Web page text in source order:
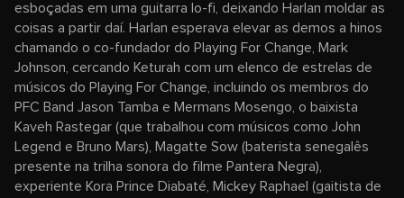
esboçadas em uma guitarra lo-fi, deixando Harlan moldar as
coisas a partir daí. Harlan esperava elevar as demos a hinos
chamando o co-fundador do Playing For Change, Mark
Johnson, cercando Keturah com um elenco de estrelas de
músicos do Playing For Change, incluindo os membros do
PFC Band Jason Tamba e Mermans Mosengo, o baixista
Kaveh Rastegar (que trabalhou com músicos como John
Legend e Bruno Mars), Magatte Sow (baterista senegalês
presente na trilha sonora do filme Pantera Negra),
experiente Kora Prince Diabaté, Mickey Raphael (gaitista de